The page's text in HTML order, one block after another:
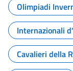
Olimpiadi
Internazionali
Cavalieri della